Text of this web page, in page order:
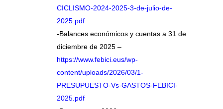
CICLISMO-2024-2025-3-de-julio-de-
2025.pdf
-Balances económicos y cuentas a 31 de
diciembre de 2025 –
https://www.febici.eus/wp-
content/uploads/2026/03/1-
PRESUPUESTO-Vs-GASTOS-FEBICI-
2025.pdf